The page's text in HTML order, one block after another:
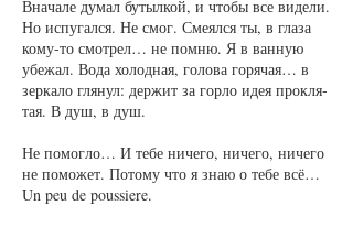
Вна­ча­ле ду­мал бу­тыл­кой, и что­бы все ви­де­ли.
Но ис­пу­гал­ся. Не смог. Сме­ял­ся ты, в гла­за
ко­му-то смот­рел… не пом­ню. Я в ван­ную
убе­жал. Во­да хо­лод­ная, го­ло­ва го­ря­чая… в
зер­ка­ло гля­нул: дер­жит за гор­ло идея про­кля­
тая. В душ, в душ.
Не по­мог­ло… И те­бе ни­че­го, ни­че­го, ни­че­го
не по­мо­жет. По­то­му что я знаю о те­бе всё…
Un peu de poussiere.